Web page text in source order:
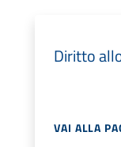
Diritto
VAI ALLA